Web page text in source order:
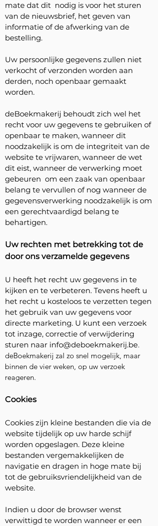
mate dat dit nodig is voor het sturen
van de nieuwsbrief, het geven van
informatie of de afwerking van de
bestelling.
Uw persoonlijke gegevens zullen niet
verkocht of verzonden worden aan
derden, noch openbaar gemaakt
worden.
deBoekmakerij behoudt zich wel het
recht voor uw gegevens te gebruiken of
openbaar te maken, wanneer dit
noodzakelijk is om de integriteit van de
website te vrijwaren, wanneer de wet
dit eist, wanneer de verwerking moet
gebeuren om een zaak van openbaar
belang te vervullen of nog wanneer de
gegevensverwerking noodzakelijk is om
een gerechtvaardigd belang te
behartigen.
Uw rechten met betrekking tot de
door ons verzamelde gegevens
U heeft het recht uw gegevens in te
kijken en te verbeteren. Tevens heeft u
het recht u kosteloos te verzetten tegen
het gebruik van uw gegevens voor
directe marketing. U kunt een verzoek
tot inzage, correctie of verwijdering
sturen naar info@deboekmakerij.be.
deBoekmakerij zal zo snel mogelijk, maar
binnen de vier weken, op uw verzoek
reageren.
Cookies
Cookies zijn kleine bestanden die via de
website tijdelijk op uw harde schijf
worden opgeslagen. Deze kleine
bestanden vergemakkelijken de
navigatie en dragen in hoge mate bij
tot de gebruiksvriendelijkheid van de
website.
Indien u door de browser wenst
verwittigd te worden wanneer er een